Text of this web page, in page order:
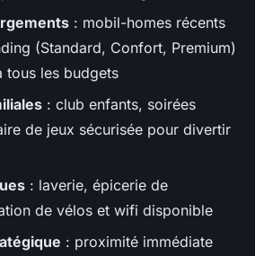
: mobil-homes récents
(Standard, Confort, Premium)
tous les budgets
: club enfants, soirées
de jeux sécurisée pour divertir
: laverie, épicerie de
de vélos et wifi disponible
: proximité immédiate